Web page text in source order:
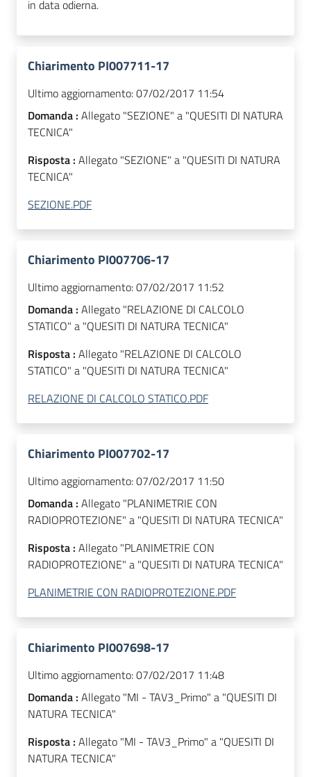
in data odierna.
Chiarimento PI007711-17
Ultimo aggiornamento:07/02/2017 11:54
Domanda : Allegato "SEZIONE" a "QUESITI DI NATURA
TECNICA"
Risposta : Allegato "SEZIONE" a "QUESITI DI NATURA
TECNICA"
SEZIONE.PDF
Chiarimento PI007706-17
Ultimo aggiornamento:07/02/2017 11:52
Domanda : Allegato "RELAZIONE DI CALCOLO
STATICO" a "QUESITI DI NATURA TECNICA"
Risposta : Allegato "RELAZIONE DI CALCOLO
STATICO" a "QUESITI DI NATURA TECNICA"
RELAZIONE DI CALCOLO STATICO.PDF
Chiarimento PI007702-17
Ultimo aggiornamento:07/02/2017 11:50
Domanda : Allegato "PLANIMETRIE CON
RADIOPROTEZIONE" a "QUESITI DI NATURA TECNICA"
Risposta : Allegato "PLANIMETRIE CON
RADIOPROTEZIONE" a "QUESITI DI NATURA TECNICA"
PLANIMETRIE CON RADIOPROTEZIONE.PDF
Chiarimento PI007698-17
Ultimo aggiornamento:07/02/2017 11:48
Domanda : Allegato "MI - TAV3_Primo" a "QUESITI DI
NATURA TECNICA"
Risposta : Allegato "MI - TAV3_Primo" a "QUESITI DI
NATURA TECNICA"